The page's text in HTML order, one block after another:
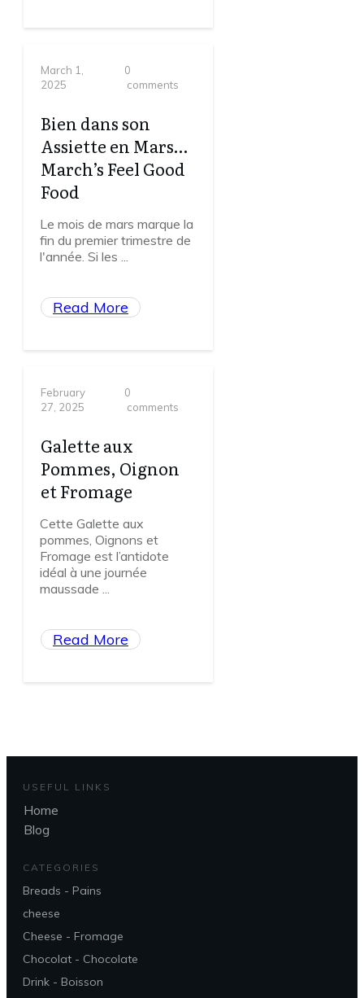
March 1,
2025
0
comments
Bien dans son
Assiette en Mars…
March’s Feel Good
Food
Le mois de mars marque la
fin du premier trimestre de
l'année. Si les ...
Read More
February
27, 2025
0
comments
Galette aux
Pommes, Oignon
et Fromage
Cette Galette aux
pommes, Oignons et
Fromage est l’antidote
idéal à une journée
maussade ...
Read More
USEFUL LINKS
Home
Blog
CATEGORIES
Breads - Pains
cheese
Cheese - Fromage
Chocolat - Chocolate
Drink - Boisson